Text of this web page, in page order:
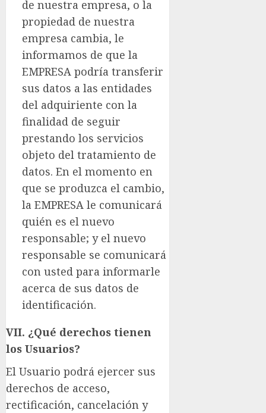
de nuestra empresa, o la
propiedad de nuestra
empresa cambia, le
informamos de que la
EMPRESA podría transferir
sus datos a las entidades
del adquiriente con la
finalidad de seguir
prestando los servicios
objeto del tratamiento de
datos. En el momento en
que se produzca el cambio,
la EMPRESA le comunicará
quién es el nuevo
responsable; y el nuevo
responsable se comunicará
con usted para informarle
acerca de sus datos de
identificación.
VII. ¿Qué derechos tienen
los Usuarios?
El Usuario podrá ejercer sus
derechos de acceso,
rectificación, cancelación y